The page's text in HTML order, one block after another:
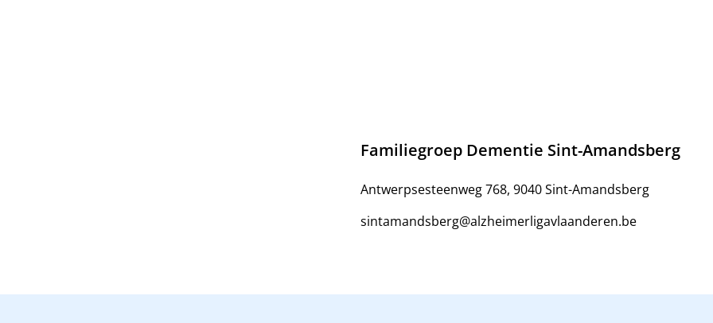
Familiegroep Dementie Sint-Amandsberg
Antwerpsesteenweg 768, 9040 Sint-Amandsberg
sintamandsberg@alzheimerligavlaanderen.be